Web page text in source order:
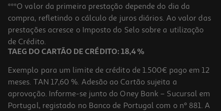
***O valor da primeira prestação depende do dia da
compra, refletindo o cálculo de juros diários. Ao valor das
prestações acresce o Imposto do Selo sobre a utilização
de Crédito.
TAEG DO CARTÃO DE CRÉDITO: 18,4 %
Exemplo para um limite de crédito de 1.500€ pago em 12
meses. TAN 17,60 %. Adesão ao Cartão sujeita a
aprovação. Informe-se junto do Oney Bank – Sucursal em
Portugal, registado no Banco de Portugal com o nº 881. A